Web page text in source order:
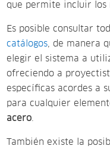
que permite incluir los
Es posible consultar
catálogos, de manera
elegir el sistema a
ofreciendo a
específicas acordes a
para cualquier
acero.
También existe la